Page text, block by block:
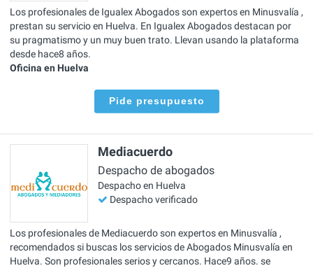
Los profesionales de Igualex Abogados son expertos en Minusvalía ,
prestan su servicio en Huelva. En Igualex Abogados destacan por
su pragmatismo y un muy buen trato. Llevan usando la plataforma
desde hace8 años.
Oficina en Huelva
Pide presupuesto
Mediacuerdo
Despacho de abogados
Despacho en Huelva
Despacho verificado
Los profesionales de Mediacuerdo son expertos en Minusvalía ,
recomendados si buscas los servicios de Abogados Minusvalía en
Huelva. Son profesionales serios y cercanos. Hace9 años. se